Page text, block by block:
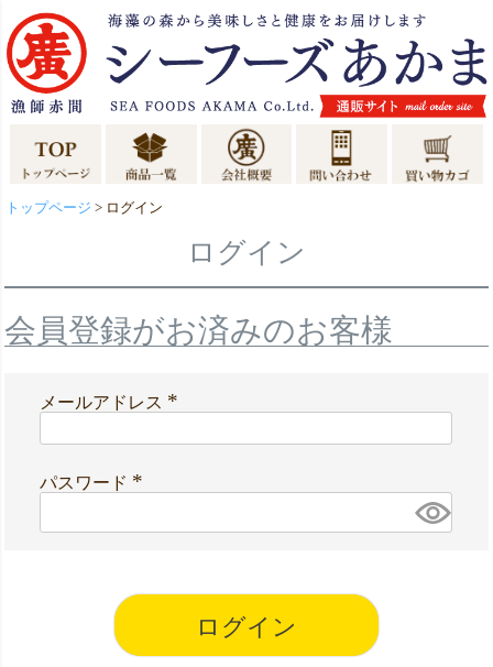
トップページ ログイン
ログイン
会員登録がお済みのお客様
メールアドレス
パスワード
須
ログイン